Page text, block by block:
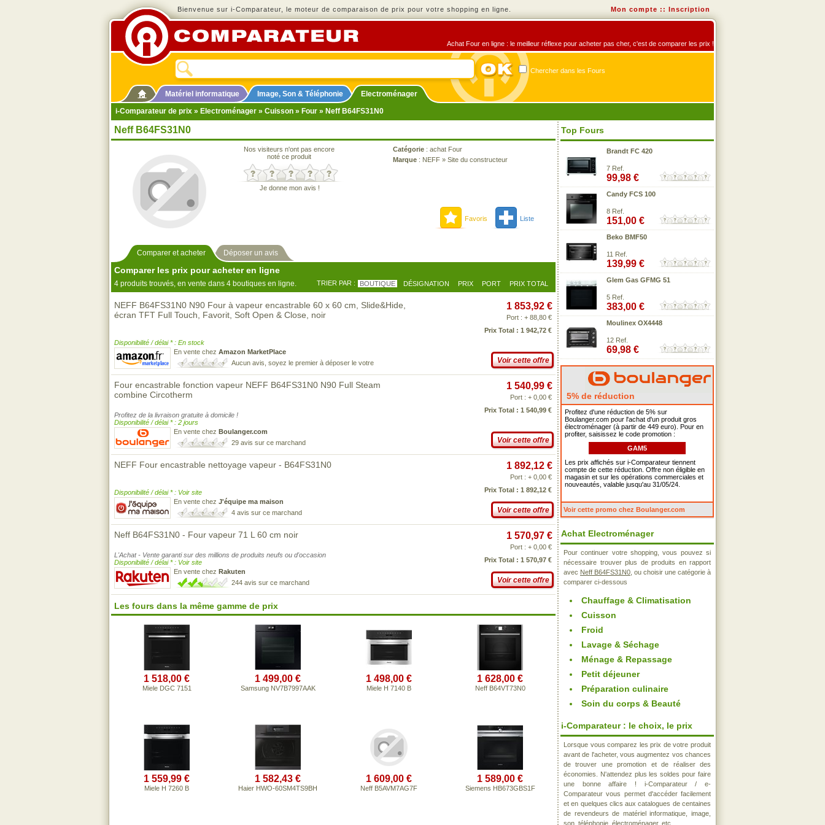
Bienvenue sur i-Comparateur, le moteur de comparaison de prix pour votre shopping en ligne. Mon compte :: Inscription
Achat Four en ligne : le meilleur réflexe pour acheter pas cher, c'est de comparer les prix !
Chercher dans les Fours
Matériel informatique Image, Son & Téléphonie
Electroménager
i-Comparateur de prix » Electroménager » Cuisson » Four » Neff B64FS31N0
Neff B64FS31N0
Nos visiteurs n'ont pas encore
noté ce produit
Je donne mon avis !
Catégorie : achat Four
Marque : NEFF » Site du constructeur
Favoris Liste
Comparer et acheter Déposer un avis
Comparer les prix pour acheter en ligne
4 produits trouvés, en vente dans 4 boutiques en ligne. TRIER PAR : BOUTIQUE DÉSIGNATION PRIX PORT PRIX TOTAL
NEFF B64FS31N0 N90 Four à vapeur encastrable 60 x 60 cm, Slide&Hide,
écran TFT Full Touch, Favorit, Soft Open & Close, noir
Disponibilité / délai * : En stock
En vente chez Amazon MarketPlace
Aucun avis, soyez le premier à déposer le votre
1 853,92 €
Port : + 88,80 €
Prix Total : 1 942,72 €
Voir cette offre
Four encastrable fonction vapeur NEFF B64FS31N0 N90 Full Steam
combine Circotherm
Profitez de la livraison gratuite à domicile !
Disponibilité / délai * : 2 jours
En vente chez Boulanger.com
29 avis sur ce marchand
1 540,99 €
Port : + 0,00 €
Prix Total : 1 540,99 €
Voir cette offre
NEFF Four encastrable nettoyage vapeur - B64FS31N0
Disponibilité / délai * : Voir site
En vente chez J'équipe ma maison
4 avis sur ce marchand
1 892,12 €
Port : + 0,00 €
Prix Total : 1 892,12 €
Voir cette offre
Neff B64FS31N0 - Four vapeur 71 L 60 cm noir
L'Achat - Vente garanti sur des millions de produits neufs ou d'occasion
Disponibilité / délai * : Voir site
En vente chez Rakuten
244 avis sur ce marchand
1 570,97 €
Port : + 0,00 €
Prix Total : 1 570,97 €
Voir cette offre
Les fours dans la même gamme de prix
1 518,00 €
Miele DGC 7151
1 499,00 €
Samsung NV7B7997AAK
1 498,00 €
Miele H 7140 B
1 628,00 €
Neff B64VT73N0
1 559,99 €
Miele H 7260 B
1 582,43 €
Haier HWO-60SM4TS9BH
1 609,00 €
Neff B5AVM7AG7F
1 589,00 €
Siemens HB673GBS1F
Top Fours
Brandt FC 420
7 Ref.
99,98 €
Candy FCS 100
8 Ref.
151,00 €
Beko BMF50
11 Ref.
139,99 €
Glem Gas GFMG 51
5 Ref.
383,00 €
Moulinex OX4448
12 Ref.
69,98 €
5% de réduction
Profitez d'une réduction de 5% sur
Boulanger.com pour l'achat d'un produit gros
électroménager (à partir de 449 euro). Pour en
profiter, saisissez le code promotion :
GAM5
Les prix affichés sur i-Comparateur tiennent
compte de cette réduction. Offre non éligible en
magasin et sur les opérations commerciales et
nouveautés, valable jusqu'au 31/05/24.
Voir cette promo chez Boulanger.com
Achat Electroménager
Pour continuer votre shopping, vous pouvez si
nécessaire trouver plus de produits en rapport
avec Neff B64FS31N0 , ou choisir une catégorie à
comparer ci-dessous
Chauffage & Climatisation
Cuisson
Froid
Lavage & Séchage
Ménage & Repassage
Petit déjeuner
Préparation culinaire
Soin du corps & Beauté
i-Comparateur : le choix, le prix
Lorsque vous comparez les prix de votre produit
avant de l'acheter, vous augmentez vos chances
de trouver une promotion et de réaliser des
économies. N'attendez plus les soldes pour faire
une bonne affaire ! i-Comparateur / e-
Comparateur vous permet d'accéder facilement
et en quelques clics aux catalogues de centaines
de revendeurs de matériel informatique, image,
son, téléphonie, électroménager, etc..